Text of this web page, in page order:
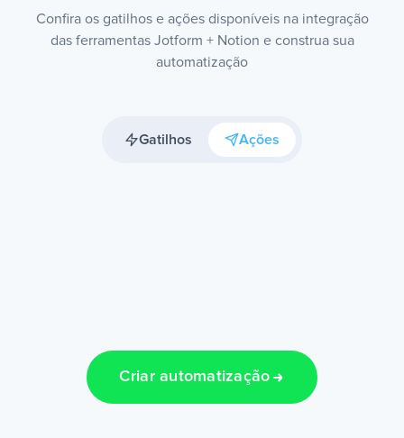
Confira os gatilhos e ações disponíveis na integração
das ferramentas Jotform + Notion e construa sua
automatização
Gatilhos Ações
Criar automatização